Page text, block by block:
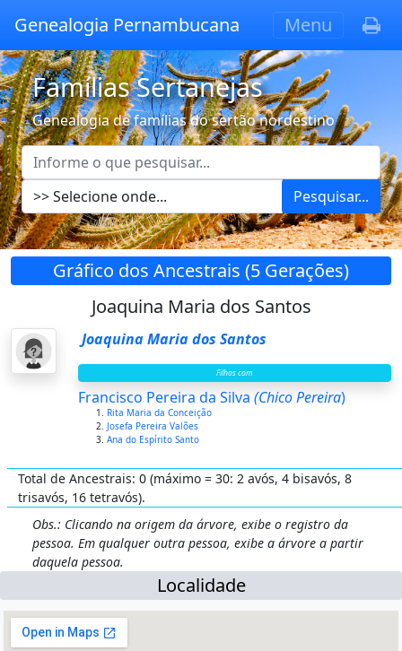
Genealogia Pernambucana Menu
Famílias Sertanejas
Genealogia de famílias do sertão nordestino
Pesquisar...
Gráfico dos Ancestrais (5 Gerações)
Joaquina Maria dos Santos
Joaquina Maria dos Santos
Filhos com
Francisco Pereira da Silva (Chico Pereira)
Rita Maria da Conceição
Josefa Pereira Valões
Ana do Espírito Santo
Total de Ancestrais: 0 (máximo = 30: 2 avós, 4 bisavós, 8
trisavós, 16 tetravós).
Obs.: Clicando na origem da árvore, exibe o registro da
pessoa. Em qualquer outra pessoa, exibe a árvore a partir
daquela pessoa.
Localidade